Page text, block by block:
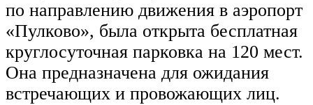
по направлению движения в аэропорт
«Пулково», была открыта бесплатная
круглосуточная парковка на 120 мест.
Она предназначена для ожидания
встречающих и провожающих лиц.